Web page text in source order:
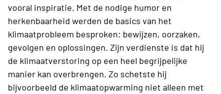
vooral inspiratie. Met de nodige humor en
herkenbaarheid werden de basics van het
klimaatprobleem besproken: bewijzen, oorzaken,
gevolgen en oplossingen. Zijn verdienste is dat hij
de klimaatverstoring op een heel begrijpelijke
manier kan overbrengen. Zo schetste hij
bijvoorbeeld de klimaatopwarming niet alleen met